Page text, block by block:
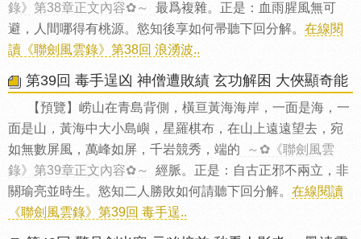
錄》第38章正文內容✿～
最爲複雜。正是：血雨腥風無可
避，人間哪得有桃源。慾知後享如何帚聽下回分解。 在線閱
讀《聯劍風雲錄》第38回 浪湧波..
第39回 毒手逞凶 神僧遭敗績 玄功解困 大俠顯奇能
【預覽】崂山在青島背側，橫亘黃海海岸，一面是海，一
面是山，黃海中大小島嶼，星羅棋布，在山上遠遠望去，宛
如無數屏風，萬峰如屏，千岩競秀，端的
～✿《聯劍風雲
錄》第39章正文內容✿～
經脈。正是：自古正邪不兩立，非
關瑜亮並時生。慾知二人勝敗如何請聽下回分解。 在線閱讀
《聯劍風雲錄》第39回 毒手逞..